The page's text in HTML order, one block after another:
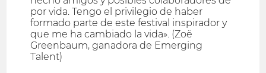
por vida. Tengo el privilegio de haber
formado parte de este festival inspirador y
que me ha cambiado la vida». (Zoë
Greenbaum, ganadora de Emerging
Talent)